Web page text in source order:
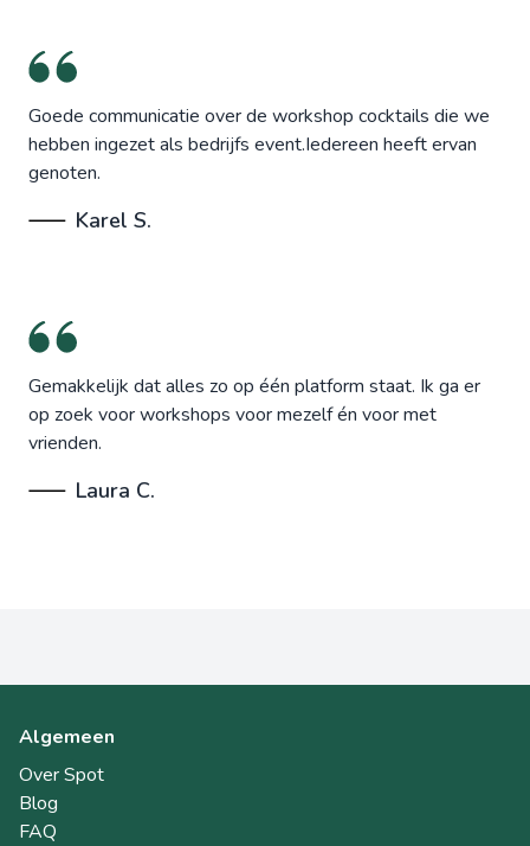
Goede communicatie over de workshop cocktails die we
hebben ingezet als bedrijfs event.Iedereen heeft ervan
genoten.
Karel S.
Gemakkelijk dat alles zo op één platform staat. Ik ga er
op zoek voor workshops voor mezelf én voor met
vrienden.
Laura C.
Algemeen
Over Spot
Blog
FAQ